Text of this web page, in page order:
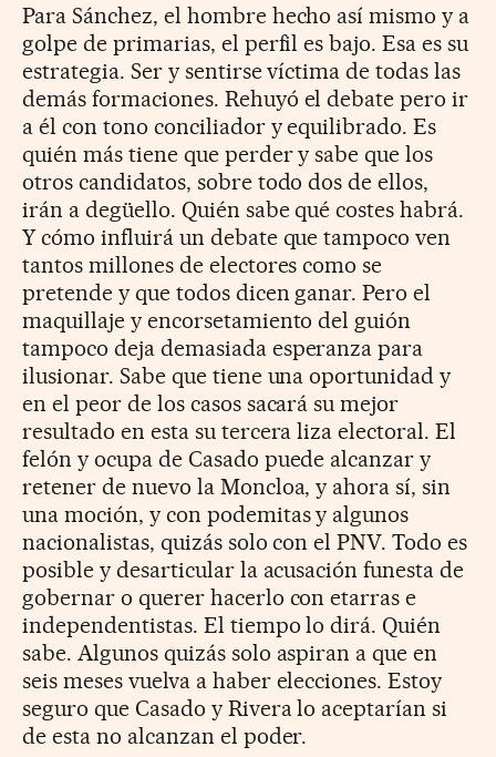
Para Sánchez, el hombre hecho así mismo y a
golpe de primarias, el perfil es bajo. Esa es su
estrategia. Ser y sentirse víctima de todas las
demás formaciones. Rehuyó el debate pero ir
a él con tono conciliador y equilibrado. Es
quién más tiene que perder y sabe que los
otros candidatos, sobre todo dos de ellos,
irán a degüello. Quién sabe qué costes habrá.
Y cómo influirá un debate que tampoco ven
tantos millones de electores como se
pretende y que todos dicen ganar. Pero el
maquillaje y encorsetamiento del guión
tampoco deja demasiada esperanza para
ilusionar. Sabe que tiene una oportunidad y
en el peor de los casos sacará su mejor
resultado en esta su tercera liza electoral. El
felón y ocupa de Casado puede alcanzar y
retener de nuevo la Moncloa, y ahora sí, sin
una moción, y con podemitas y algunos
nacionalistas, quizás solo con el PNV. Todo es
posible y desarticular la acusación funesta de
gobernar o querer hacerlo con etarras e
independentistas. El tiempo lo dirá. Quién
sabe. Algunos quizás solo aspiran a que en
seis meses vuelva a haber elecciones. Estoy
seguro que Casado y Rivera lo aceptarían si
de esta no alcanzan el poder.